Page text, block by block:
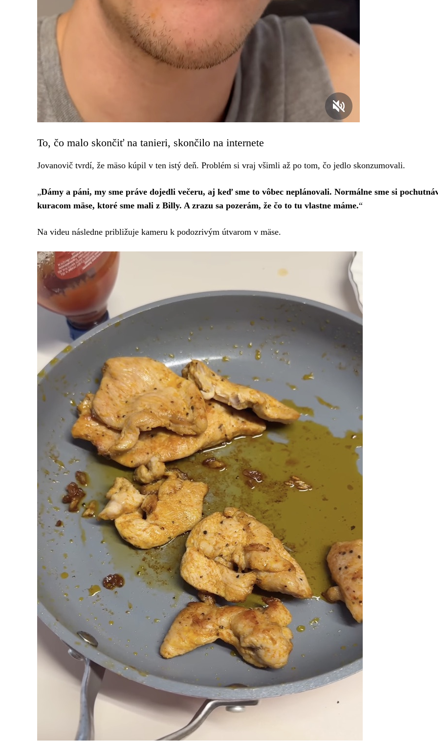
To, čo malo skončiť na tanieri, skončilo na internete
Jovanovič tvrdí, že mäso kúpil v ten istý deň. Problém si vraj všimli až po tom, čo jedlo skonzumovali.
„Dámy a páni, my sme práve dojedli večeru, aj keď sme to vôbec neplánovali. Normálne sme si
kuracom mäse, ktoré sme mali z Billy. A zrazu sa pozerám, že čo to tu vlastne máme.“
Na videu následne približuje kameru k podozrivým útvarom v mäse.